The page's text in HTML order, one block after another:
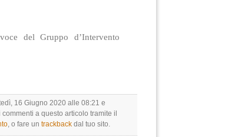
del Gruppo d’Intervento
16 Giugno 2020 alle 08:21 e
a questo articolo tramite il
, o fare un trackback dal tuo sito.